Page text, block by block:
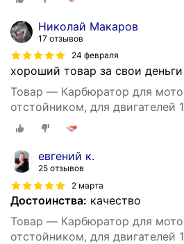
Николай Макаров
17 отзывов
24 февраля
хороший товар за свои деньги
Товар — Карбюратор для
отстойником, для двигателей
170F, GX160, GX200
евгений к.
25 отзывов
2 марта
Достоинства: качество
Товар — Карбюратор для
отстойником, для двигателей